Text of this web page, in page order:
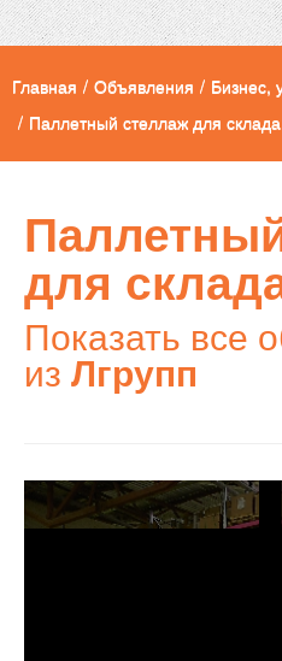
Главная / Объявления / Бизнес,
/ Паллетный стеллаж для
для
Показать все
из Лгрупп